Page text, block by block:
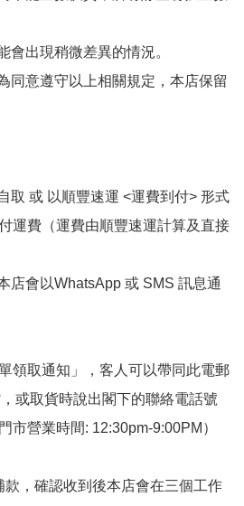
會出現稍微差異的情況。
同意遵守以上相關規定，本店保留
取 或 以順豐速運 <運費到付> 形式
運費（運費由順豐速運計算及直接
店會以WhatsApp 或 SMS 訊息通
領取通知」，客人可以帶同此電郵
或取貨時說出閣下的聯絡電話號
市營業時間: 12:30pm-9:00PM）
，確認收到後本店會在三個工作